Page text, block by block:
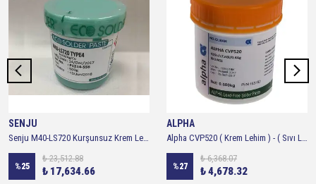
SENJU
Senju M40-LS720 Kurşunsuz Krem Lehim 1 Kutu 500GR (%1 Gümüşlü)
%25
₺ 23,512.88
₺ 17,634.66
ALPHA
Alpha CVP520 ( Krem Lehim ) - ( Sıvı Lehim ) 138° 500gr - No-Clean 42sn/57.6Bi/0.4Ag
%27
₺ 6,368.07
₺ 4,678.32